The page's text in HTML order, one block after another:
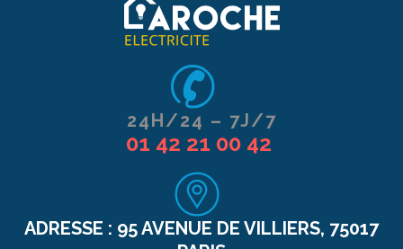
24H/24 – 7J/7
01 42 21 00 42
ADRESSE : 95 AVENUE DE VILLIERS, 75017